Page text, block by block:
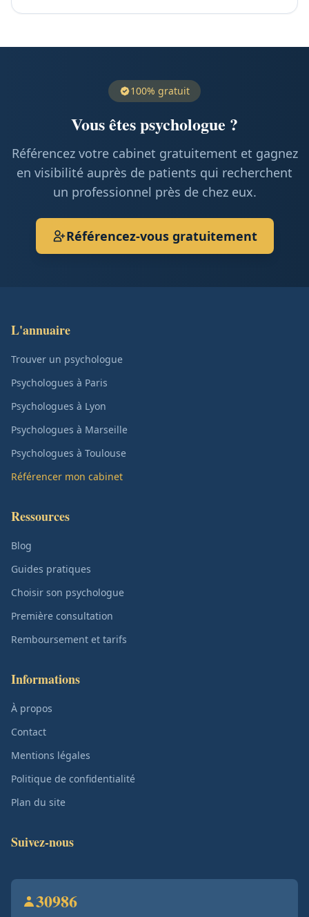
100% gratuit
Vous êtes psychologue ?
Référencez votre cabinet gratuitement et gagnez
en visibilité auprès de patients qui recherchent
un professionnel près de chez eux.
Référencez-vous gratuitement
L'annuaire
Trouver un psychologue
Psychologues à Paris
Psychologues à Lyon
Psychologues à Marseille
Psychologues à Toulouse
Référencer mon cabinet
Ressources
Blog
Guides pratiques
Choisir son psychologue
Première consultation
Remboursement et tarifs
Informations
À propos
Contact
Mentions légales
Politique de confidentialité
Plan du site
Suivez-nous
30986